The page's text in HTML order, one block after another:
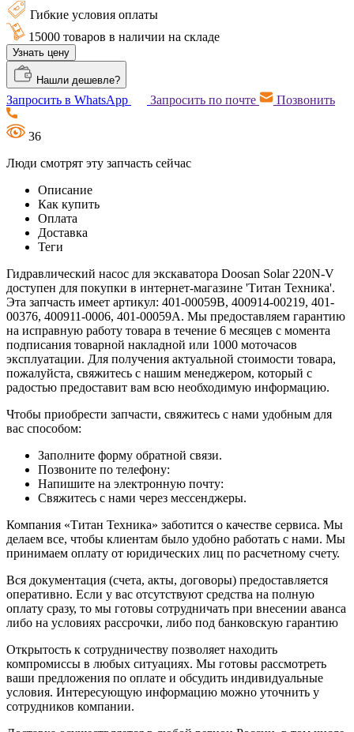
Гибкие условия оплаты
15000 товаров в наличии на складе
Узнать цену
Нашли дешевле?
Запросить в WhatsApp Запросить по почте Позвонить
36
Люди смотрят эту запчасть сейчас
Описание
Как купить
Оплата
Доставка
Теги
Гидравлический насос для экскаватора Doosan Solar 220N-V
доступен для покупки в интернет-магазине 'Титан Техника'.
Эта запчасть имеет артикул: 401-00059B, 400914-00219, 401-
00376, 400911-0006, 401-00059A. Мы предоставляем гарантию
на исправную работу товара в течение 6 месяцев с момента
подписания товарной накладной или 1000 моточасов
эксплуатации. Для получения актуальной стоимости товара,
пожалуйста, свяжитесь с нашим менеджером, который с
радостью предоставит вам всю необходимую информацию.
Чтобы приобрести запчасти, свяжитесь с нами удобным для
вас способом:
Заполните форму обратной связи.
Позвоните по телефону:
Напишите на электронную почту:
Свяжитесь с нами через мессенджеры.
Компания «Титан Техника» заботится о качестве сервиса. Мы
делаем все, чтобы клиентам было удобно работать с нами. Мы
принимаем оплату от юридических лиц по расчетному счету.
Вся документация (счета, акты, договоры) предоставляется
оперативно. Если у вас отсутствуют средства на полную
оплату сразу, то мы готовы сотрудничать при внесении аванса
либо на условиях рассрочки, либо под банковскую гарантию
Открытость к сотрудничеству позволяет находить
компромиссы в любых ситуациях. Мы готовы рассмотреть
ваши предложения по оплате и обсудить индивидуальные
условия. Интересующую информацию можно уточнить у
сотрудников компании.